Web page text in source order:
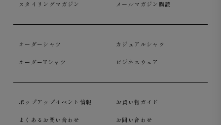
本開きへの変更の場合はお近くのお直し屋さんにお問合せ
下さい）。
スタイリングマガジン メールマガジン購読
オーダーシャツ カジュアルシャツ
オーダーTシャツ ビジネスウェア
ポップアップイベント情報 お買い物ガイド
よくあるお問い合わせ お問い合わせ